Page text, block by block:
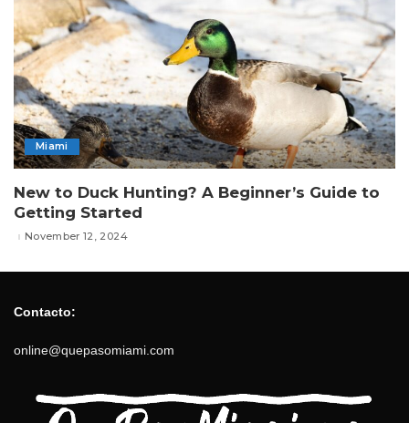
Miami
New to Duck Hunting? A Beginner’s Guide to
Getting Started
November 12, 2024
Contacto:
online@quepasomiami.com